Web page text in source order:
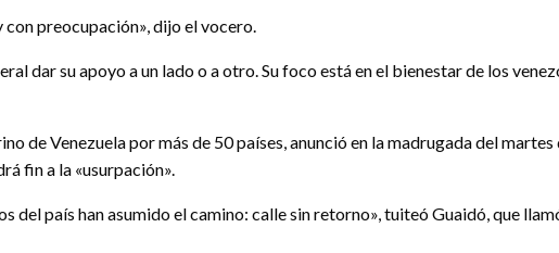
con preocupación», dijo el vocero.
dar su apoyo a un lado o a otro. Su foco está en el bienestar de los
de Venezuela por más de 50 países, anunció en la madrugada del
fin a la «usurpación».
del país han asumido el camino: calle sin retorno», tuiteó Guaidó, que